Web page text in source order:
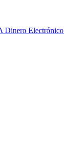
Dinero